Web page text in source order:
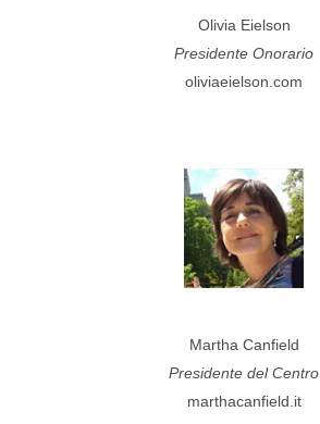
Olivia Eielson
Presidente Onorario
oliviaeielson.com
Martha Canfield
Presidente del Centro
marthacanfield.it